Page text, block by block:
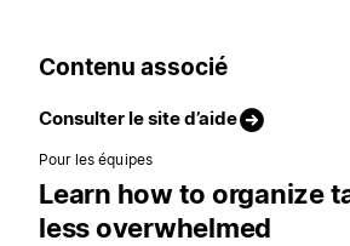
Contenu associé
Consulter le site d’aide
Pour les équipes
Learn how to organize
less overwhelmed